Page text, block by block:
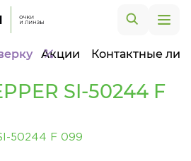
Акции Контактные
SI-50244 F